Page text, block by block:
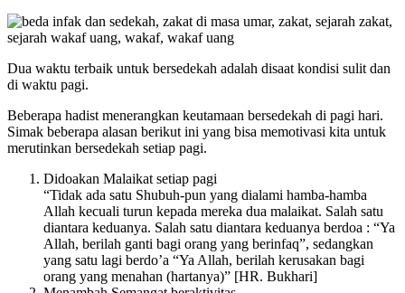
Dua waktu terbaik untuk bersedekah adalah disaat kondisi sulit dan
di waktu pagi.
Beberapa hadist menerangkan keutamaan bersedekah di pagi hari.
Simak beberapa alasan berikut ini yang bisa memotivasi kita untuk
merutinkan bersedekah setiap pagi.
Didoakan Malaikat setiap pagi
“Tidak ada satu Shubuh-pun yang dialami hamba-hamba
Allah kecuali turun kepada mereka dua malaikat. Salah satu
diantara keduanya. Salah satu diantara keduanya berdoa : “Ya
Allah, berilah ganti bagi orang yang berinfaq”, sedangkan
yang satu lagi berdo’a “Ya Allah, berilah kerusakan bagi
orang yang menahan (hartanya)” [HR. Bukhari]